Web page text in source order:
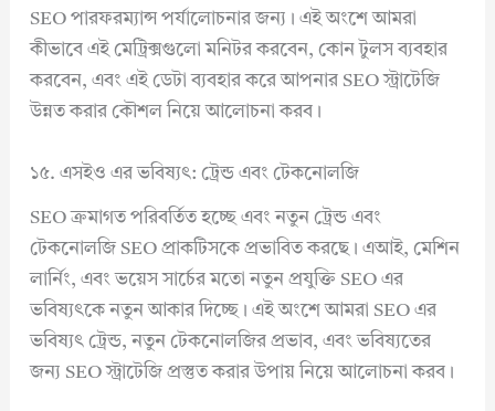
SEO পারফরম্যান্স পর্যালোচনার জন্য। এই অংশে আমরা
কীভাবে এই মেট্রিক্সগুলো মনিটর করবেন, কোন টুলস ব্যবহার
করবেন, এবং এই ডেটা ব্যবহার করে আপনার SEO স্ট্রাটেজি
উন্নত করার কৌশল নিয়ে আলোচনা করব।
১৫. এসইও এর ভবিষ্যৎ: ট্রেন্ড এবং টেকনোলজি
SEO ক্রমাগত পরিবর্তিত হচ্ছে এবং নতুন ট্রেন্ড এবং
টেকনোলজি SEO প্রাকটিসকে প্রভাবিত করছে। এআই, মেশিন
লার্নিং, এবং ভয়েস সার্চের মতো নতুন প্রযুক্তি SEO এর
ভবিষ্যৎকে নতুন আকার দিচ্ছে। এই অংশে আমরা SEO এর
ভবিষ্যৎ ট্রেন্ড, নতুন টেকনোলজির প্রভাব, এবং ভবিষ্যতের
জন্য SEO স্ট্রাটেজি প্রস্তুত করার উপায় নিয়ে আলোচনা করব।